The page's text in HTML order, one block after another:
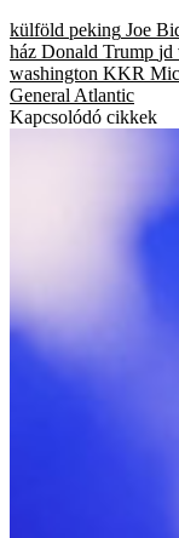
külföld peking Joe
ház Donald Trump jd
washington KKR
General Atlantic
Kapcsolódó cikkek